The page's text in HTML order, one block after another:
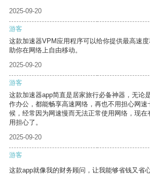
2025-09-20
游客
这款加速器VPM应用程序可以给你提供最高速
助你在网络上自由移动。
2025-09-20
游客
这款加速器app简直是居家旅行必备神器，无论
作办公，都能畅享高速网络，再也不用担心网
候，经常因为网速慢而无法正常使用网络，现在
用担心了。
2025-09-20
游客
这款app就像我的财务顾问，让我能够省钱又省心